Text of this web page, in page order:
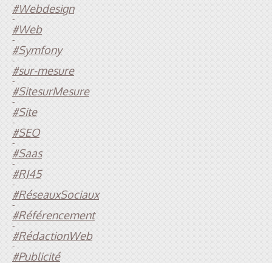
#Webdesign
-
#Web
-
#Symfony
-
#sur-mesure
-
#SitesurMesure
-
#Site
-
#SEO
-
#Saas
-
#RJ45
-
#RéseauxSociaux
-
#Référencement
-
#RédactionWeb
-
#Publicité